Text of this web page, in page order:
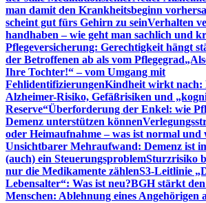
man damit den Krankheitsbeginn
scheint gut fürs Gehirn zu seinVerhalten
handhaben – wie geht man sachlich und
Pflegeversicherung: Gerechtigkeit hängt
der Betroffenen ab als vom Pflegegrad
Ihre Tochter!“ – vom Umgang mit
FehlidentifizierungenKindheit wirkt nach:
Alzheimer-Risiko, Gefäßrisiken und
Reserve“Überforderung der Enkel: wie
Demenz unterstützen können
oder Heimaufnahme – was ist normal und
Unsichtbarer Mehraufwand: Demenz ist
(auch) ein SteuerungsproblemSturzrisiko
nur die Medikamente zählenS3-Leitlinie
Lebensalter“: Was ist neu?BGH stärkt
Menschen: Ablehnung eines Angehörigen